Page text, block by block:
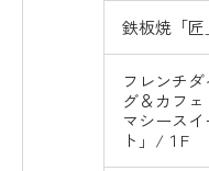
鉄板焼「
フレンチ
グ＆カフェ
マシースイ
ト」/１F